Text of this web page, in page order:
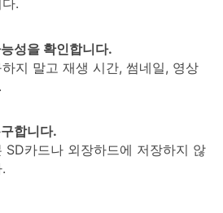
.
성을 확인합니다.
지 말고 재생 시간, 썸네일, 영상
합니다.
SD카드나 외장하드에 저장하지 않